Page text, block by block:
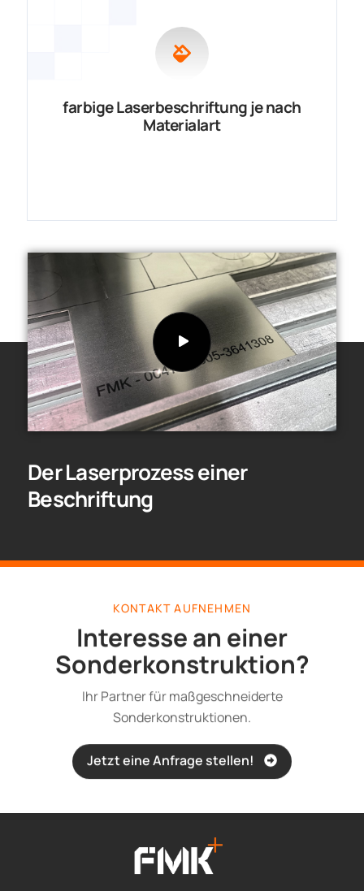
farbige Laserbeschriftung je nach
Materialart
Der Laserprozess einer
Beschriftung
KONTAKT AUFNEHMEN
Interesse an einer
Sonderkonstruktion?
Ihr Partner für maßgeschneiderte
Sonderkonstruktionen.
Jetzt eine Anfrage stellen!